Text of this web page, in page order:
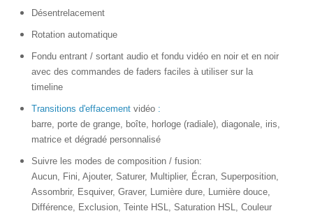
Désentrelacement
Rotation automatique
Fondu entrant / sortant audio et fondu vidéo en noir et en noir
avec des commandes de faders faciles à utiliser sur la
timeline
Transitions d'effacement vidéo :
barre, porte de grange, boîte, horloge (radiale), diagonale, iris,
matrice et dégradé personnalisé
Suivre les modes de composition / fusion:
Aucun, Fini, Ajouter, Saturer, Multiplier, Écran, Superposition,
Assombrir, Esquiver, Graver, Lumière dure, Lumière douce,
Différence, Exclusion, Teinte HSL, Saturation HSL, Couleur